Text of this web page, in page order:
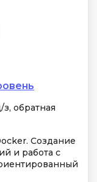
обратная
Создание
и работа с